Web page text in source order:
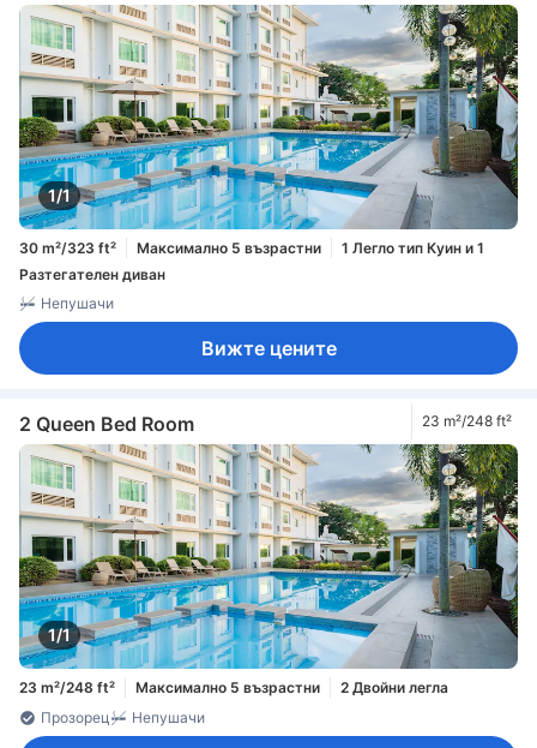
1/1
30 m²/323 ft² Максимално 5 възрастни
1 Легло тип Куин и 1
Разтегателен диван
Непушачи
Вижте цените
2 Queen Bed Room 23 m²/248 ft²
1/1
23 m²/248 ft² Максимално 5 възрастни
2 Двойни легла
Прозорец
Непушачи